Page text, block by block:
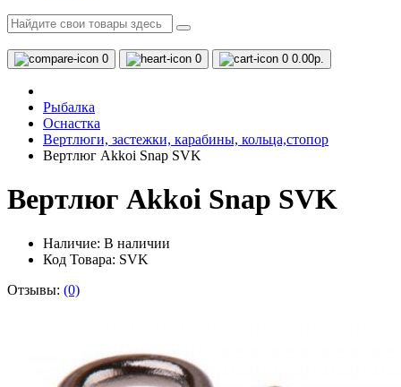
0 0 0 0.00р.
Рыбалка
Оснастка
Вертлюги, застежки, карабины, кольца,стопор
Вертлюг Akkoi Snap SVK
Вертлюг Akkoi Snap SVK
Наличие: В наличии
Код Товара: SVK
Отзывы: (0)